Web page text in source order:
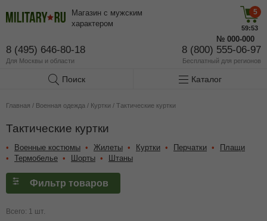
Магазин с мужским
характером
8 (495) 646-80-18
Для Москвы и области
8 (800) 555-06-97
Бесплатный для регионов
5
59:53
№ 000-000
Поиск Каталог
Главная / Военная одежда / Куртки / Тактические куртки
Тактические куртки
Военные костюмы Жилеты Куртки Перчатки
Плащи
Термобелье
Шорты Штаны
Фильтр товаров
Всего: 1 шт.